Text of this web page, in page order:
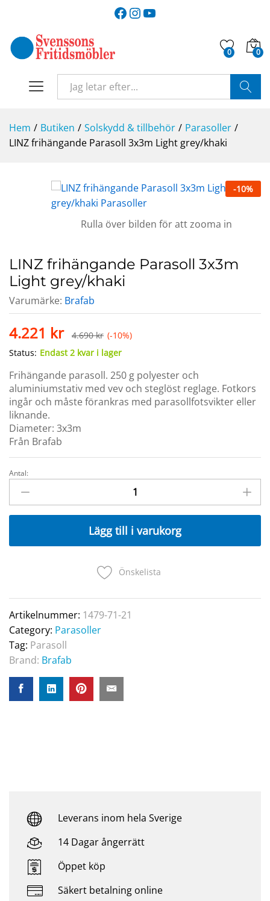
Facebook
Instagram
YouTube
0 0
Hem / Butiken / Solskydd & tillbehör / Parasoller /
LINZ frihängande Parasoll 3x3m Light grey/khaki
-10%
Rulla över bilden för att zooma in
LINZ frihängande Parasoll 3x3m
Light grey/khaki
Varumärke: Brafab
4.221 kr 4.690kr (-10%)
Status: Endast 2 kvar i lager
Frihängande parasoll. 250 g polyester och
aluminiumstativ med vev och steglöst reglage. Fotkors
ingår och måste förankras med parasollfotsvikter eller
liknande.
Diameter: 3x3m
Från Brafab
LINZ
frihängande
Parasoll
Antal:
Lägg till i varukorg
Önskelista
Artikelnummer: 1479-71-21
Category: Parasoller
Tag: Parasoll
Brand: Brafab
Leverans inom hela Sverige
14 Dagar ångerrätt
Öppet köp
Säkert betalning online